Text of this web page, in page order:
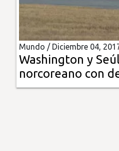
Insólitas
Multimedia
Impreso
Mundo / Diciembre 04,
Washington y
norcoreano con